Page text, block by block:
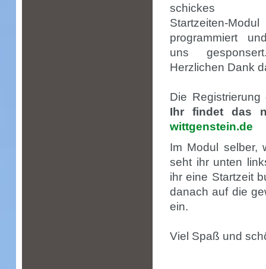
schickes
Startzeiten-Modul
programmiert
uns
Herzlichen Dank
Die
Ihr findet das
wittgenstein.de
Im Modul selber,
seht ihr unten
ihr eine Startzeit
danach auf die
ein.
Viel Spaß und